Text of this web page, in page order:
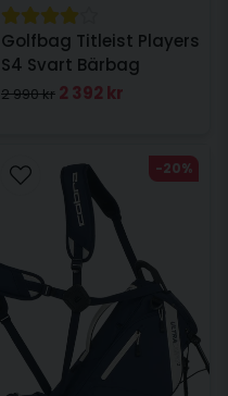
Golfbag Titleist Players
S4 Svart Bärbag
2 990 kr 2 392 kr
-20%